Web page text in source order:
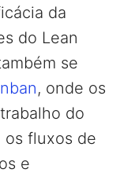
da
do Lean
se
, onde os
do
os fluxos de
e